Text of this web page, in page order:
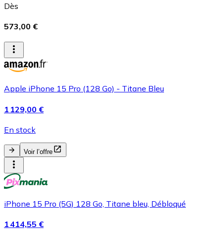
Dès
573,00 €
Apple iPhone 15 Pro (128 Go) - Titane Bleu
1 129,00 €
En stock
Voir l’offre
iPhone 15 Pro (5G) 128 Go, Titane bleu, Débloqué
1 414,55 €